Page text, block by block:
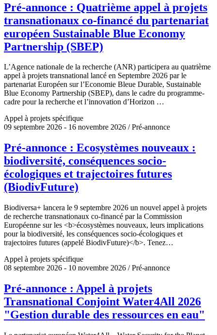
Pré-annonce : Quatrième appel à projets
transnationaux co-financé du partenariat
européen Sustainable Blue Economy
Partnership (SBEP)
L’Agence nationale de la recherche (ANR) participera au quatrième
appel à projets transnational lancé en Septembre 2026 par le
partenariat Européen sur l’Economie Bleue Durable, Sustainable
Blue Economy Partnership (SBEP), dans le cadre du programme-
cadre pour la recherche et l’innovation d’Horizon …
Appel à projets spécifique
09 septembre 2026 - 16 novembre 2026 / Pré-annonce
Pré-annonce : Ecosystèmes nouveaux :
biodiversité, conséquences socio-
écologiques et trajectoires futures
(BiodivFuture)
Biodiversa+ lancera le 9 septembre 2026 un nouvel appel à projets
de recherche transnationaux co-financé par la Commission
Européenne sur les <b>écosystèmes nouveaux, leurs implications
pour la biodiversité, les conséquences socio-écologiques et
trajectoires futures (appelé BiodivFuture)</b>. Tenez…
Appel à projets spécifique
08 septembre 2026 - 10 novembre 2026 / Pré-annonce
Pré-annonce : Appel à projets
Transnational Conjoint Water4All 2026
"Gestion durable des ressources en eau"